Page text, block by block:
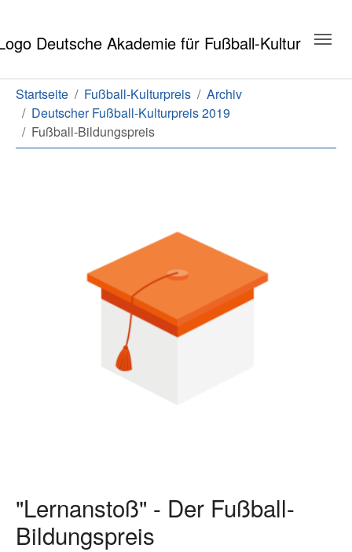
Sie sind hier:
Startseite Fußball-Kulturpreis
Archiv
Deutscher Fußball-Kulturpreis 2019
Fußball-Bildungspreis
"Lernanstoß" - Der Fußball-
Bildungspreis